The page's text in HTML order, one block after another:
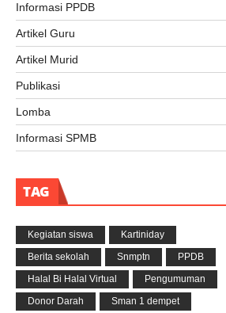
Informasi PPDB
Artikel Guru
Artikel Murid
Publikasi
Lomba
Informasi SPMB
TAG
Kegiatan siswa
Kartiniday
Berita sekolah
Snmptn
PPDB
Halal Bi Halal Virtual
Pengumuman
Donor Darah
Sman 1 dempet